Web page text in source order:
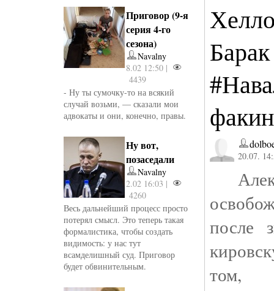
Приговор (9-я
серия 4-го
сезона)
Navalny
8.02 12:50 |
4439
- Ну ты сумочку-то на всякий
случай возьми, — сказали мои
адвокаты и они, конечно, правы.
Ну вот,
позаседали
Navalny
2.02 16:03 |
4260
Весь дальнейший процесс просто
потерял смысл. Это теперь такая
формалистика, чтобы создать
видимость: у нас тут
всамделишный суд. Приговор
будет обвинительным.
20.07.
после
том,